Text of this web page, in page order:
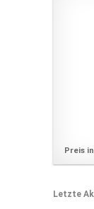
Preis
Letzte